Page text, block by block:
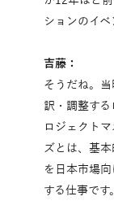
ションのイベ
吉藤：
そうだね。
訳・調整す
ロジェクト
ズとは、基
を日本市場
する仕事で